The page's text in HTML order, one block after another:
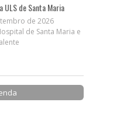
ULS de Santa Maria
de 2026
de Santa Maria e